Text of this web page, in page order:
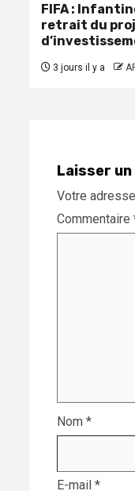
FIFA :
retrait du
3 jours il y a
Laisser
Votre
Commentaire
Nom *
E-mail *